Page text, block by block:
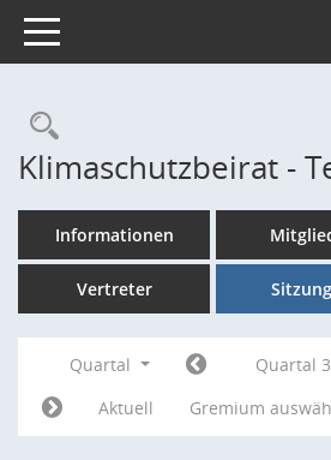
Toggle navigation
Rechercheauswahl
Klimaschutzbeirat -
Informationen
Vertreter
Quartal Quartal 3
Aktuell
Gremium